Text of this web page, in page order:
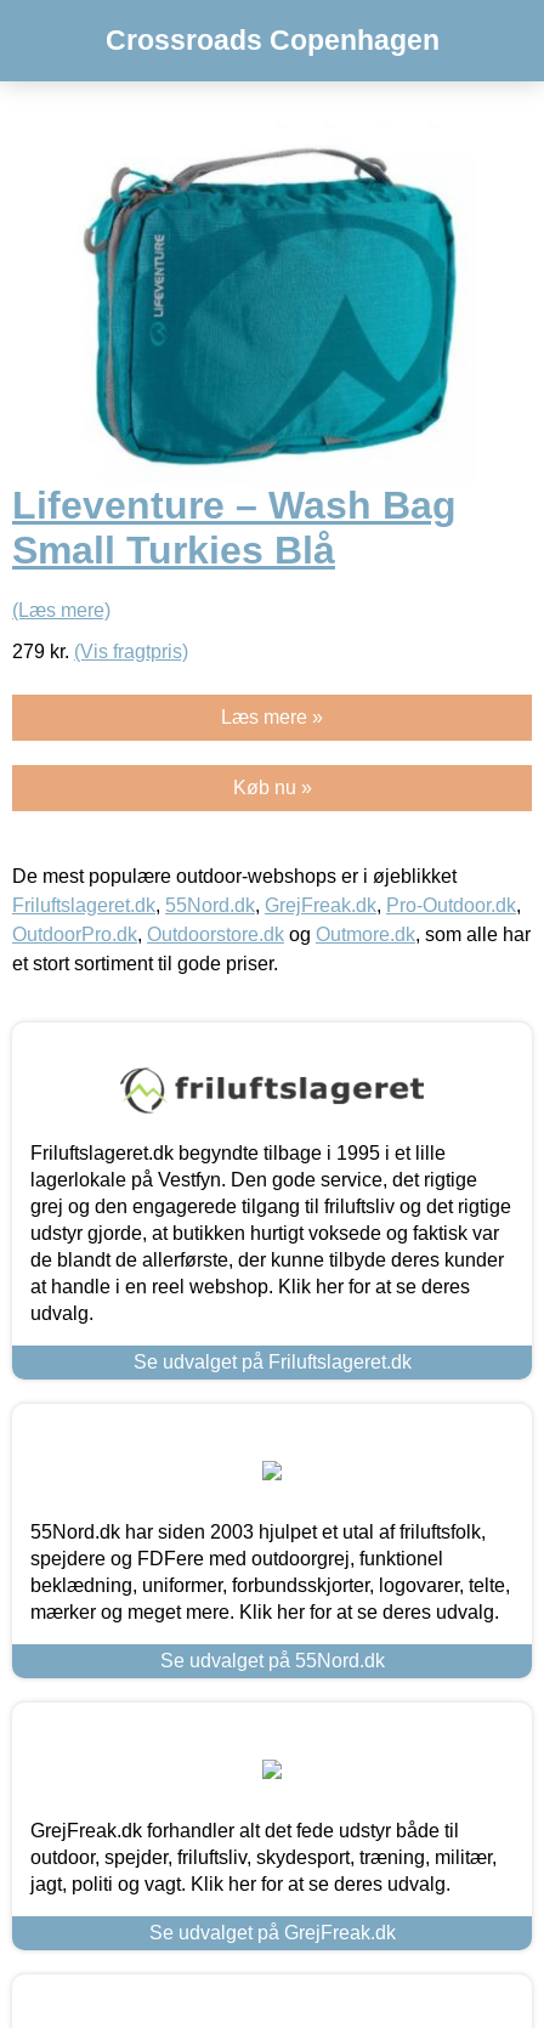
Crossroads Copenhagen
Lifeventure – Wash Bag
Small Turkies Blå
(Læs mere)
279 kr. (Vis fragtpris)
Læs mere »
Køb nu »
De mest populære outdoor-webshops er i øjeblikket
Friluftslageret.dk, 55Nord.dk, GrejFreak.dk, Pro-Outdoor.dk,
OutdoorPro.dk, Outdoorstore.dk og Outmore.dk, som alle har
et stort sortiment til gode priser.
Friluftslageret.dk begyndte tilbage i 1995 i et lille
lagerlokale på Vestfyn. Den gode service, det rigtige
grej og den engagerede tilgang til friluftsliv og det rigtige
udstyr gjorde, at butikken hurtigt voksede og faktisk var
de blandt de allerførste, der kunne tilbyde deres kunder
at handle i en reel webshop. Klik her for at se deres
udvalg.
Se udvalget på Friluftslageret.dk
55Nord.dk har siden 2003 hjulpet et utal af friluftsfolk,
spejdere og FDFere med outdoorgrej, funktionel
beklædning, uniformer, forbundsskjorter, logovarer, telte,
mærker og meget mere. Klik her for at se deres udvalg.
Se udvalget på 55Nord.dk
GrejFreak.dk forhandler alt det fede udstyr både til
outdoor, spejder, friluftsliv, skydesport, træning, militær,
jagt, politi og vagt. Klik her for at se deres udvalg.
Se udvalget på GrejFreak.dk